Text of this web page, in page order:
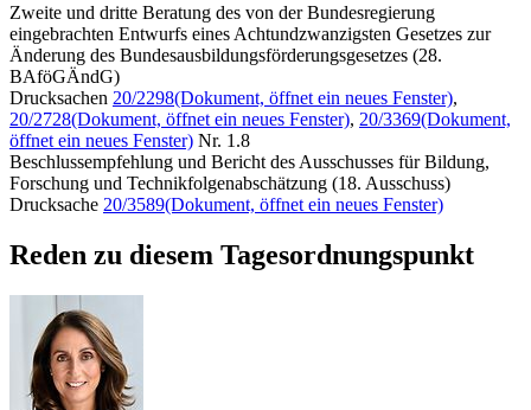
Zweite und dritte Beratung des von der Bundesregierung
eingebrachten Entwurfs eines Achtundzwanzigsten Gesetzes zur
Änderung des Bundesausbildungsförderungsgesetzes (28.
BAföGÄndG)
Drucksachen 20/2298(Dokument, öffnet ein neues Fenster),
20/2728(Dokument, öffnet ein neues Fenster), 20/3369(Dokument,
öffnet ein neues Fenster) Nr. 1.8
Beschlussempfehlung und Bericht des Ausschusses für Bildung,
Forschung und Technikfolgenabschätzung (18. Ausschuss)
Drucksache 20/3589(Dokument, öffnet ein neues Fenster)
Reden zu diesem Tagesordnungspunkt